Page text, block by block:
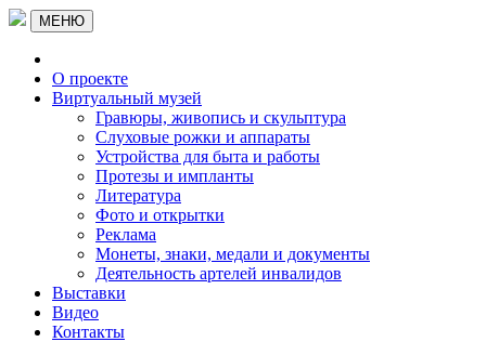
МЕНЮ
О проекте
Виртуальный музей
Гравюры, живопись и скульптура
Слуховые рожки и аппараты
Устройства для быта и работы
Протезы и импланты
Литература
Фото и открытки
Реклама
Монеты, знаки, медали и документы
Деятельность артелей инвалидов
Выставки
Видео
Контакты